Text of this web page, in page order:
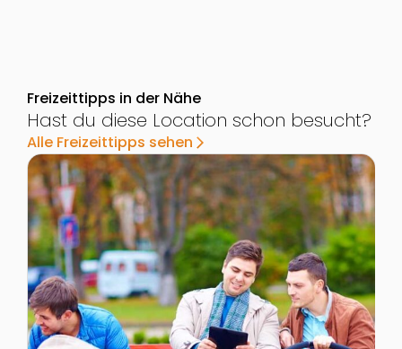
Freizeittipps in der Nähe
Hast du diese Location schon besucht?
Alle Freizeittipps sehen arrow_forward_ios
Zur Detailseite von Herderpark